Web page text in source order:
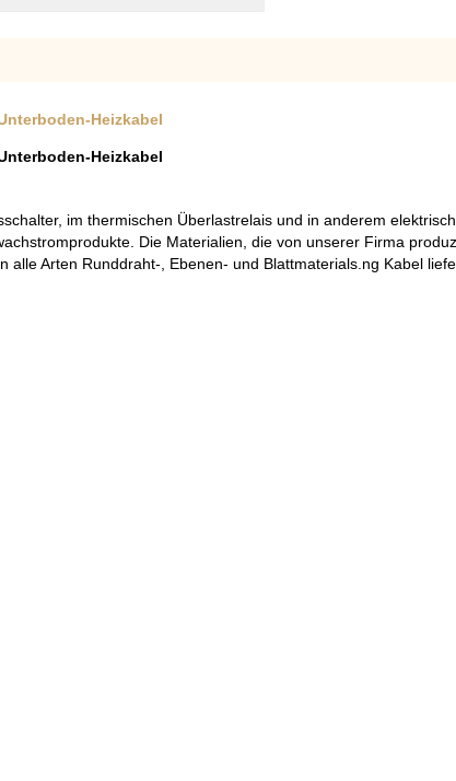
Heizkabel
Heizkabel
im thermischen Überlastrelais und in anderem
Die Materialien, die von unserer Firma
Arten Runddraht-, Ebenen- und Blattmaterials.ng Kabel